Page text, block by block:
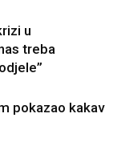
u
treba
pokazao kakav